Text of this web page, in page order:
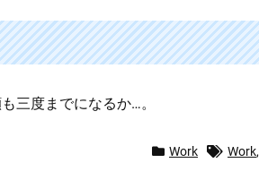
三度までになるか…。
Work Work,